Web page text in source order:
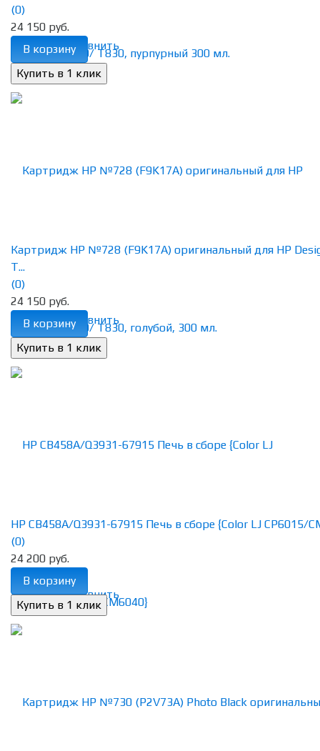
избранное сравнить
(0)
24 150 руб.
В корзину
избранное сравнить
Картридж HP №728 (F9K17A) оригинальный для HP
T...
(0)
24 150 руб.
В корзину
избранное сравнить
HP CB458A/Q3931-67915 Печь в сборе {Color LJ CP6015/
(0)
24 200 руб.
В корзину